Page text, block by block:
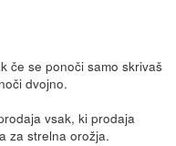
če se ponoči samo skrivaš
dvojno.
vsak, ki prodaja
za strelna orožja.